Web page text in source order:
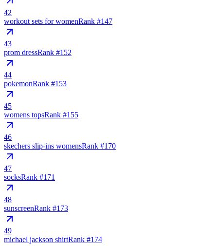
42
workout sets for womenRank #147
43
prom dressRank #152
44
pokemonRank #153
45
womens topsRank #155
46
skechers slip-ins womensRank #170
47
socksRank #171
48
sunscreenRank #173
49
michael jackson shirtRank #174